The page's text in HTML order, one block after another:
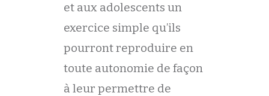
et aux adolescents un
exercice simple qu’ils
pourront reproduire en
toute autonomie de façon
à leur permettre de